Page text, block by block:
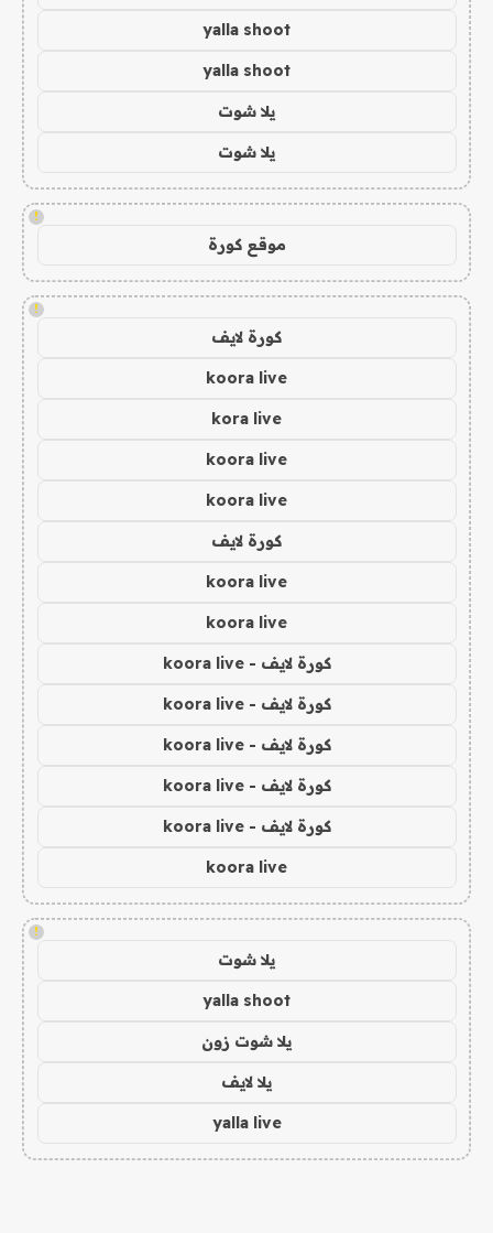
yalla shoot
yalla shoot
يلا شوت
يلا شوت
!
موقع كورة
!
كورة لايف
koora live
kora live
koora live
koora live
كورة لايف
koora live
koora live
كورة لايف - koora live
كورة لايف - koora live
كورة لايف - koora live
كورة لايف - koora live
كورة لايف - koora live
koora live
!
يلا شوت
yalla shoot
يلا شوت زون
يلا لايف
yalla live